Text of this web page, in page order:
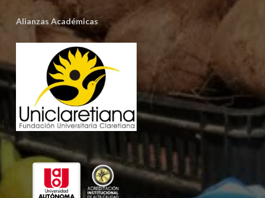
Alianzas Académicas